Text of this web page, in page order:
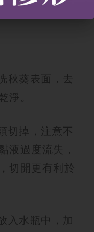
秋葵表面，去
淨。
切掉，注意不
液過度流失，
切開更有利於
入水瓶中，加